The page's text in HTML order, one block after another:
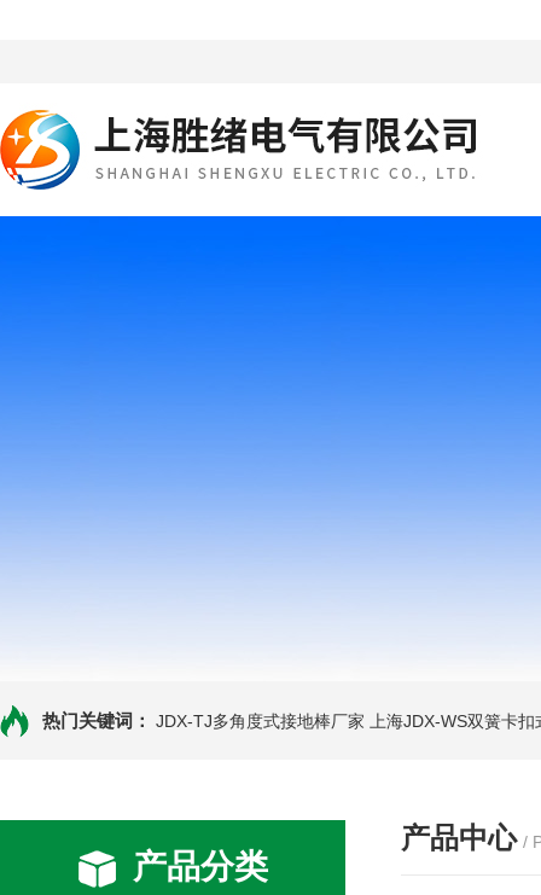
热门关键词： JDX-TJ多角度式接地棒厂家 上海JDX-WS双簧卡
产品分类
产品中心 /